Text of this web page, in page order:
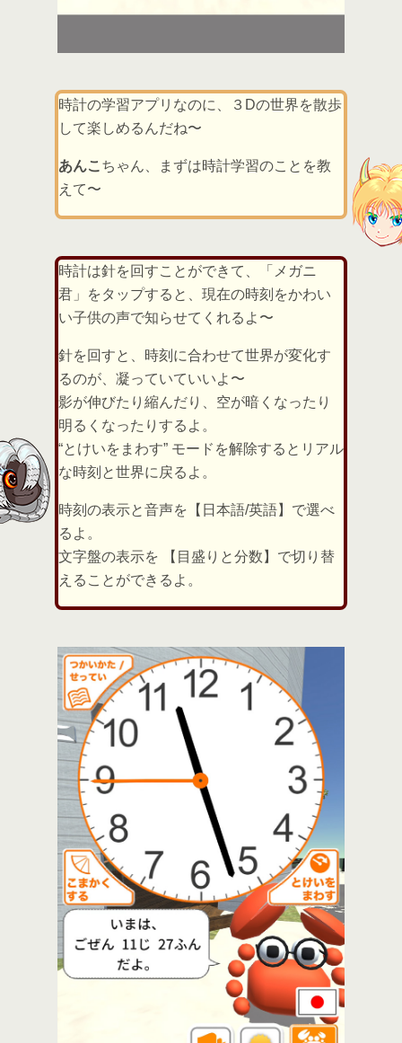
時計の学習アプリなのに、３Dの世界を散歩
して楽しめるんだね〜
あんこ ちゃん、まずは時計学習のことを教
えて〜
時計は針を回すことができて、「メガニ
君」をタップすると、現在の時刻をかわい
い子供の声で知らせてくれるよ〜
針を回すと、時刻に合わせて世界が変化す
るのが、凝っていていいよ〜
影が伸びたり縮んだり、空が暗くなったり
明るくなったりするよ。
“とけいをまわす” モードを解除するとリアル
な時刻と世界に戻るよ。
時刻の表示と音声を【日本語/英語】で選べ
るよ。
文字盤の表示を 【目盛りと分数】で切り替
えることができるよ。